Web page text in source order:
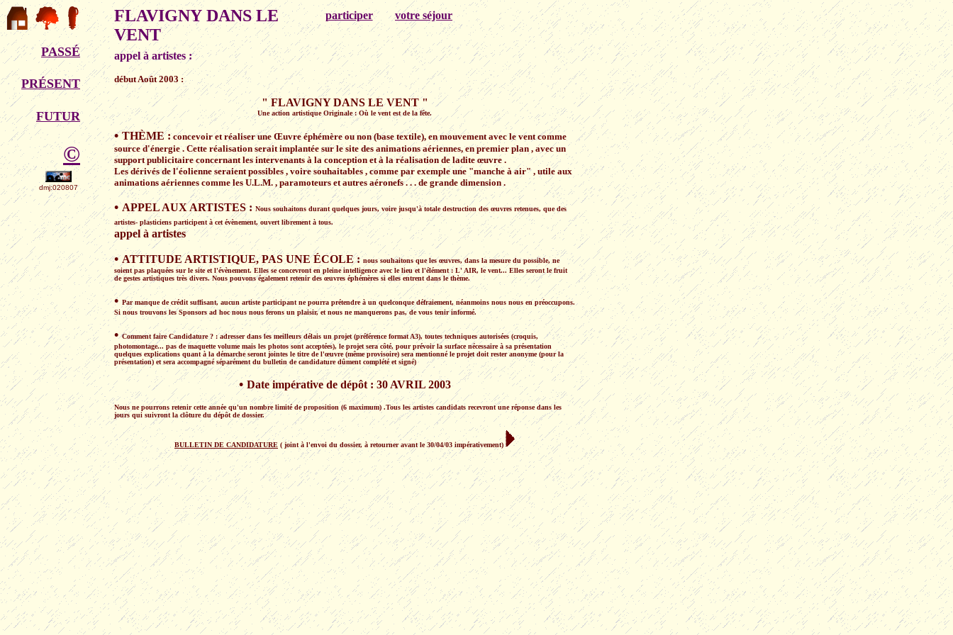
FLAVIGNY DANS LE
VENT
participer votre séjour
PASSÉ appel à artistes :
début Août 2003 :
" FLAVIGNY DANS LE VENT "
Une action artistique Originale : Où le vent est de la fête.
•THÈME :concevoir et réaliser une Œuvre éphémère ou non (base textile), en mouvement avec le vent comme
source d'énergie . Cette réalisation serait implantée sur le site des animations aériennes, en premier plan , avec un
support publicitaire concernant les intervenants à la conception et à la réalisation de ladite œuvre .
Les dérivés de l'éolienne seraient possibles , voire souhaitables , comme par exemple une "manche à air" , utile aux
animations aériennes comme les U.L.M. , paramoteurs et autres aéronefs . . . de grande dimension .
•APPEL AUX ARTISTES : Nous souhaitons durant quelques jours, voire jusqu'à totale destruction des œuvres retenues, que des
artistes- plasticiens participent à cet évènement, ouvert librement à tous.
appel à artistes
•ATTITUDE ARTISTIQUE, PAS UNE ÉCOLE :nous souhaitons que les œuvres, dans la mesure du possible, ne
soient pas plaquées sur le site et l'évènement. Elles se concevront en pleine intelligence avec le lieu et l'élément : L' AIR, le vent... Elles seront le fruit
de gestes artistiques très divers. Nous pouvons également retenir des œuvres éphémères si elles entrent dans le thème.
• Par manque de crédit suffisant, aucun artiste participant ne pourra prétendre à un quelconque défraiement, néanmoins nous nous en préoccupons.
Si nous trouvons les Sponsors ad hoc nous nous ferons un plaisir, et nous ne manquerons pas, de vous tenir informé.
•Comment faire Candidature ? : adresser dans les meilleurs délais un projet (préférence format A3), toutes techniques autorisées (croquis,
photomontage... pas de maquette volume mais les photos sont acceptées), le projet sera côté, pour prévoir la surface nécessaire à sa présentation
quelques explications quant à la démarche seront jointes le titre de l'œuvre (même provisoire) sera mentionné le projet doit rester anonyme (pour la
présentation) et sera accompagné séparément du bulletin de candidature dûment complété et signé)
• Date impérative de dépôt : 30 AVRIL 2003
Nous ne pourrons retenir cette année qu'un nombre limité de proposition (6 maximum) .Tous les artistes candidats recevront une réponse dans les
jours qui suivront la clôture du dépôt de dossier.
BULLETIN DE CANDIDATURE ( joint à l'envoi du dossier, à retourner avant le 30/04/03 impérativement)
PRÉSENT
FUTUR
©
dmj:020807